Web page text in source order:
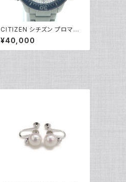
CITIZEN シチズン プロマス
ター アクアランド ダイバー エ
コドライブ BN2041-81L ソ
ーラー 青文字盤 Y04025
¥40,000